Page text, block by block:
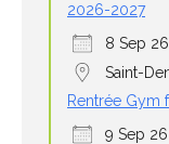
2026-2027
8 Sep 26
Saint-
Rentrée Gym
9 Sep 26